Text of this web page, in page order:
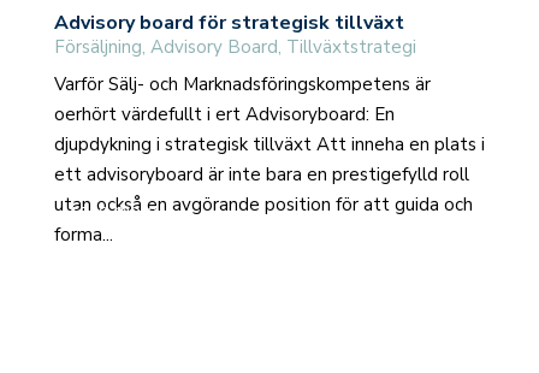
Advisory board för strategisk tillväxt
Försäljning, Advisory Board, Tillväxtstrategi
Varför Sälj- och Marknadsföringskompetens är
oerhört värdefullt i ert Advisoryboard: En
djupdykning i strategisk tillväxt Att inneha en plats i
ett advisoryboard är inte bara en prestigefylld roll
utan också en avgörande position för att guida och
forma...
read more